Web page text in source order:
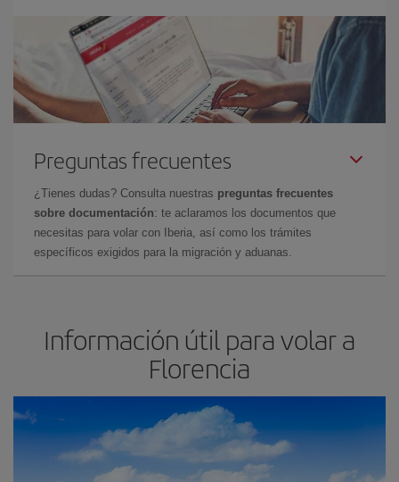
Preguntas frecuentes
¿Tienes dudas? Consulta nuestras preguntas frecuentes
sobre documentación: te aclaramos los documentos que
necesitas para volar con Iberia, así como los trámites
específicos exigidos para la migración y aduanas.
Información útil para volar a
Florencia